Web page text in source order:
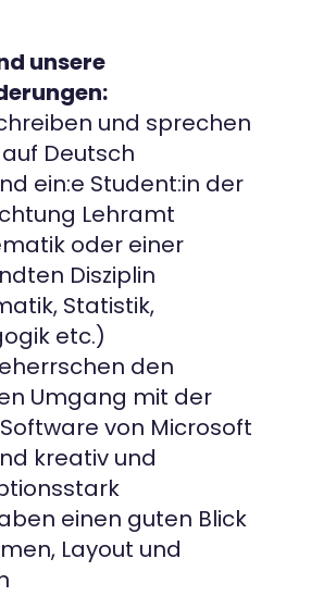
unsere
und sprechen
Deutsch
ein:e Student:in der
Lehramt
oder einer
Disziplin
Statistik,
etc.)
den
Umgang mit der
von Microsoft
kreativ und
einen guten Blick
Layout und